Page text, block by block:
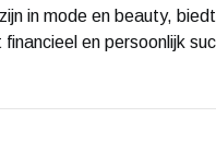
in mode en beauty,
en persoonlijk